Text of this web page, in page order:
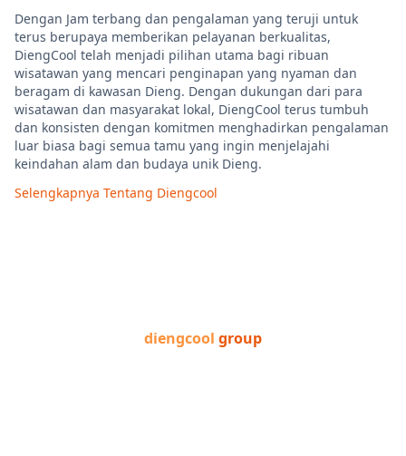
Dengan Jam terbang dan pengalaman yang teruji untuk
terus berupaya memberikan pelayanan berkualitas,
DiengCool telah menjadi pilihan utama bagi ribuan
wisatawan yang mencari penginapan yang nyaman dan
beragam di kawasan Dieng. Dengan dukungan dari para
wisatawan dan masyarakat lokal, DiengCool terus tumbuh
dan konsisten dengan komitmen menghadirkan pengalaman
luar biasa bagi semua tamu yang ingin menjelajahi
keindahan alam dan budaya unik Dieng.
Selengkapnya Tentang Diengcool
diengcool group